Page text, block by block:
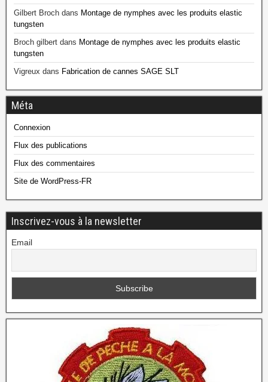
Gilbert Broch dans Montage de nymphes avec les produits elastic
tungsten
Broch gilbert dans Montage de nymphes avec les produits elastic
tungsten
Vigreux dans Fabrication de cannes SAGE SLT
Méta
Connexion
Flux des publications
Flux des commentaires
Site de WordPress-FR
Inscrivez-vous à la newsletter
Email